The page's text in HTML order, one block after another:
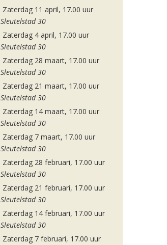
Zaterdag 11 april, 17.00 uur
Sleutelstad 30
Zaterdag 4 april, 17.00 uur
Sleutelstad 30
Zaterdag 28 maart, 17.00 uur
Sleutelstad 30
Zaterdag 21 maart, 17.00 uur
Sleutelstad 30
Zaterdag 14 maart, 17.00 uur
Sleutelstad 30
Zaterdag 7 maart, 17.00 uur
Sleutelstad 30
Zaterdag 28 februari, 17.00 uur
Sleutelstad 30
Zaterdag 21 februari, 17.00 uur
Sleutelstad 30
Zaterdag 14 februari, 17.00 uur
Sleutelstad 30
Zaterdag 7 februari, 17.00 uur